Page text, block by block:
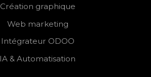
Création graphique
Web marketing
Intégrateur ODOO
IA & Automatisation